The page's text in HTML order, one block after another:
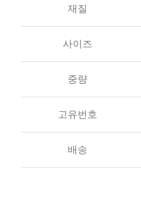
재질
사이즈
중량
고유번호
배송